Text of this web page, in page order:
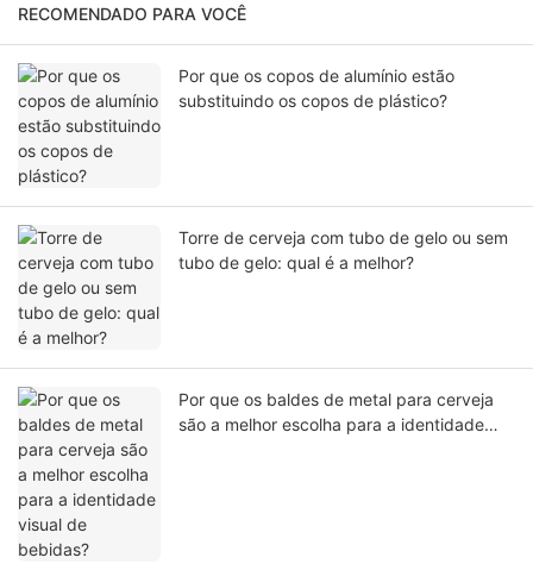
RECOMENDADO PARA VOCÊ
Por que os copos de alumínio estão
substituindo os copos de plástico?
Torre de cerveja com tubo de gelo ou sem
tubo de gelo: qual é a melhor?
Por que os baldes de metal para cerveja
são a melhor escolha para a identidade